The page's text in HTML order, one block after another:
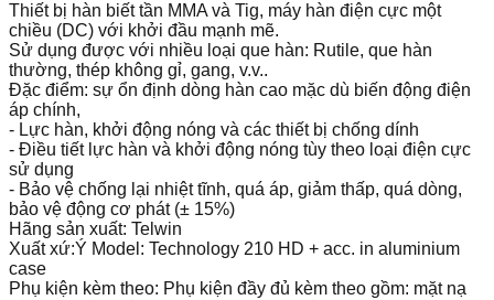
Thiết bị hàn biết tần MMA và Tig, máy hàn điện cực một
chiều (DC) với khởi đầu mạnh mẽ.
Sử dụng được với nhiều loại que hàn: Rutile, que hàn
thường, thép không gỉ, gang, v.v..
Đặc điểm: sự ổn định dòng hàn cao mặc dù biến động điện
áp chính,
- Lực hàn, khởi động nóng và các thiết bị chống dính
- Điều tiết lực hàn và khởi động nóng tùy theo loại điện cực
sử dụng
- Bảo vệ chống lại nhiệt tĩnh, quá áp, giảm thấp, quá dòng,
bảo vệ động cơ phát (± 15%)
Hãng sản xuất: Telwin
Xuất xứ:Ý Model: Technology 210 HD + acc. in aluminium
case
Phụ kiện kèm theo: Phụ kiện đầy đủ kèm theo gồm: mặt nạ